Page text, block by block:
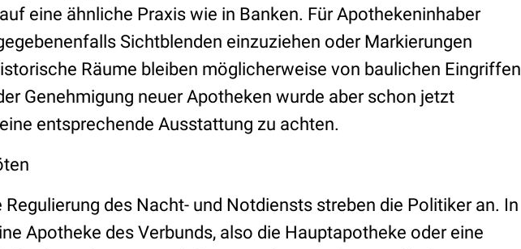
eine ähnliche Praxis wie in Banken. Für Apothekeninhaber
Sichtblenden einzuziehen oder Markierungen
Räume bleiben möglicherweise von baulichen Eingriffen
Genehmigung neuer Apotheken wurde aber schon jetzt
entsprechende Ausstattung zu achten.
Regulierung des Nacht- und Notdiensts streben die Politiker an. In
Apotheke des Verbunds, also die Hauptapotheke oder eine